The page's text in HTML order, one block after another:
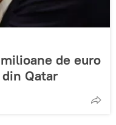
de euro
Qatar